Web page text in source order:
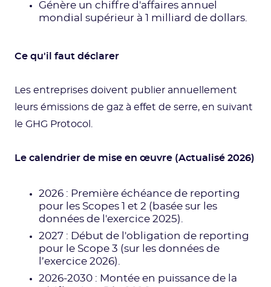
Génère un chiffre d'affaires annuel
mondial supérieur à 1 milliard de dollars.
Ce qu'il faut déclarer
Les entreprises doivent publier annuellement
leurs émissions de gaz à effet de serre, en suivant
le GHG Protocol.
Le calendrier de mise en œuvre (Actualisé 2026)
2026 : Première échéance de reporting
pour les Scopes 1 et 2 (basée sur les
données de l'exercice 2025).
2027 : Début de l'obligation de reporting
pour le Scope 3 (sur les données de
l’exercice 2026).
2026-2030 : Montée en puissance de la